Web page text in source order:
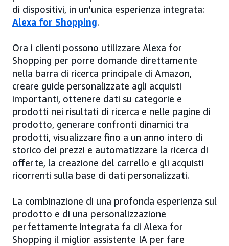
di dispositivi, in un'unica esperienza integrata:
Alexa for Shopping.
Ora i clienti possono utilizzare Alexa for
Shopping per porre domande direttamente
nella barra di ricerca principale di Amazon,
creare guide personalizzate agli acquisti
importanti, ottenere dati su categorie e
prodotti nei risultati di ricerca e nelle pagine di
prodotto, generare confronti dinamici tra
prodotti, visualizzare fino a un anno intero di
storico dei prezzi e automatizzare la ricerca di
offerte, la creazione del carrello e gli acquisti
ricorrenti sulla base di dati personalizzati.
La combinazione di una profonda esperienza sul
prodotto e di una personalizzazione
perfettamente integrata fa di Alexa for
Shopping il miglior assistente IA per fare